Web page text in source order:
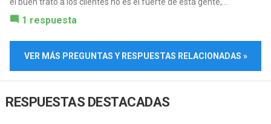
1 respuesta
VER MÁS PREGUNTAS Y RESPUESTAS RELACIONADAS »
RESPUESTAS DESTACADAS